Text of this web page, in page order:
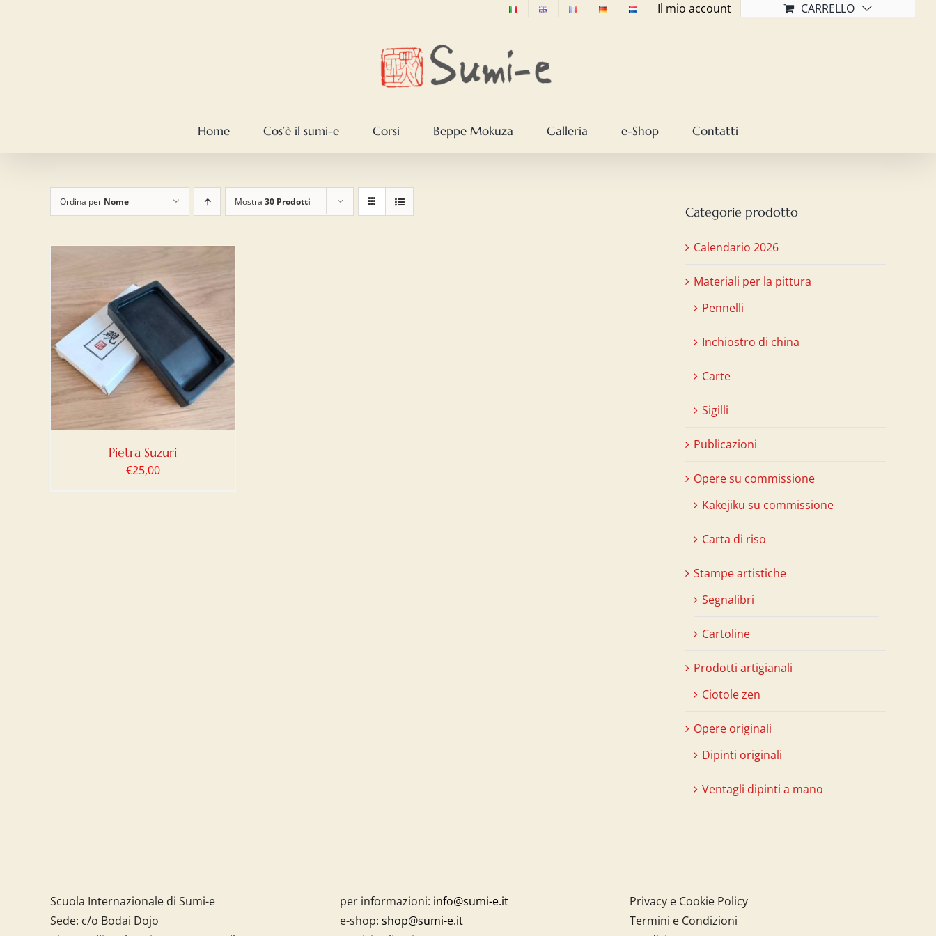
Il mio account CARRELLO
Home Cos’è il sumi-e Corsi Beppe Mokuza Galleria e-Shop Contatti
Ordina per Nome Mostra 30 Prodotti
Pietra Suzuri
€25,00
Categorie prodotto
Calendario 2026
Materiali per la pittura
Pennelli
Inchiostro di china
Carte
Sigilli
Publicazioni
Opere su commissione
Kakejiku su commissione
Carta di riso
Stampe artistiche
Segnalibri
Cartoline
Prodotti artigianali
Ciotole zen
Opere originali
Dipinti originali
Ventagli dipinti a mano
Scuola Internazionale di Sumi-e
Sede: c/o Bodai Dojo
per informazioni: info@sumi-e.it
e-shop: shop@sumi-e.it
Privacy e Cookie Policy
Termini e Condizioni